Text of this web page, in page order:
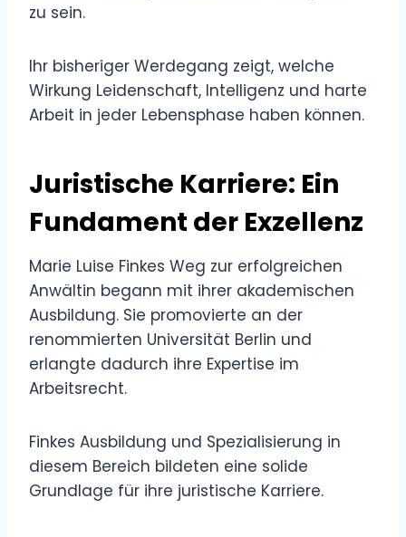
zu sein.
Ihr bisheriger Werdegang zeigt, welche
Wirkung Leidenschaft, Intelligenz und harte
Arbeit in jeder Lebensphase haben können.
Juristische Karriere: Ein
Fundament der Exzellenz
Marie Luise Finkes Weg zur erfolgreichen
Anwältin begann mit ihrer akademischen
Ausbildung. Sie promovierte an der
renommierten Universität Berlin und
erlangte dadurch ihre Expertise im
Arbeitsrecht.
Finkes Ausbildung und Spezialisierung in
diesem Bereich bildeten eine solide
Grundlage für ihre juristische Karriere.